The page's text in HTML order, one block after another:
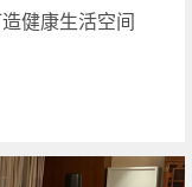
健康生活空间